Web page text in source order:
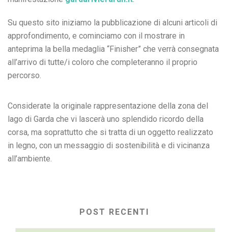
Su questo sito iniziamo la pubblicazione di alcuni articoli di
approfondimento, e cominciamo con il mostrare in
anteprima la bella medaglia “Finisher” che verrà consegnata
all’arrivo di tutte/i coloro che completeranno il proprio
percorso.
Considerate la originale rappresentazione della zona del
lago di Garda che vi lascerà uno splendido ricordo della
corsa, ma soprattutto che si tratta di un oggetto realizzato
in legno, con un messaggio di sostenibilità e di vicinanza
all’ambiente.
POST RECENTI